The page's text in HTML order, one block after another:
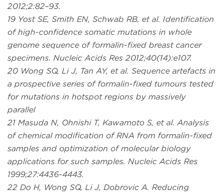
2012;2:82–93.
19 Yost SE, Smith EN, Schwab RB, et al. Identification
of high-confidence somatic mutations in whole
genome sequence of formalin-fixed breast cancer
specimens. Nucleic Acids Res 2012;40(14):e107.
20 Wong SQ, Li J, Tan AY, et al. Sequence artefacts in
a prospective series of formalin-fixed tumours tested
for mutations in hotspot regions by massively
parallel
21 Masuda N, Ohnishi T, Kawamoto S, et al. Analysis
of chemical modification of RNA from formalin-fixed
samples and optimization of molecular biology
applications for such samples. Nucleic Acids Res
1999;27:4436-4443.
22 Do H, Wong SQ, Li J, Dobrovic A. Reducing